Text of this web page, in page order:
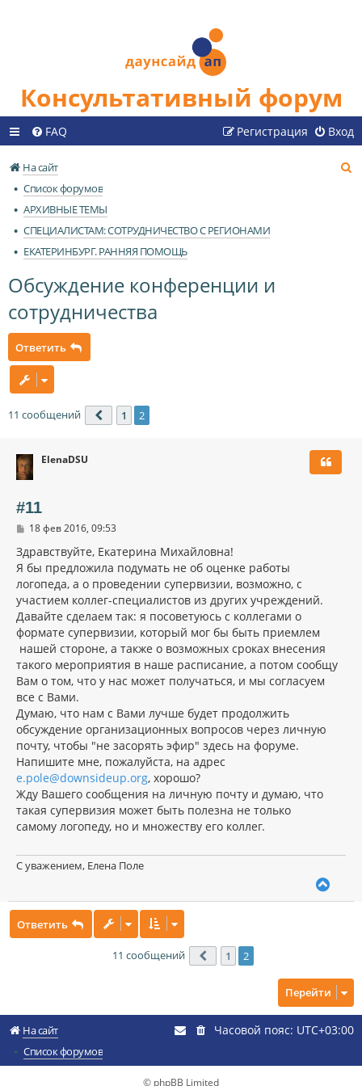
Консультативный форум
FAQ Вход
Регистрация
На сайт
Список форумов
АРХИВНЫЕ ТЕМЫ
СПЕЦИАЛИСТАМ: СОТРУДНИЧЕСТВО С РЕГИОНАМИ
ЕКАТЕРИНБУРГ. РАННЯЯ ПОМОЩЬ
Обсуждение конференции и
сотрудничества
Ответить
11 сообщений Пред.
1 2
ElenaDSU
#11
С
о
б
щ
е
н
и
е
18 фев 2016, 09:53
Здравствуйте, Екатерина Михайловна!
Я бы предложила подумать не об оценке работы
логопеда, а о проведении супервизии, возможно, с
участием коллег-специалистов из других учреждений.
Давайте сделаем так: я посоветуюсь с коллегами о
формате супервизии, который мог бы быть приемлем
нашей стороне, а также о возможных сроках внесения
такого мероприятия в наше расписание, а потом сообщу
Вам о том, что у нас может получаться, и мы согласуем
все с Вами.
Думаю, что нам с Вами лучше будет продолжить
обсуждение организационных вопросов через личную
почту, чтобы "не засорять эфир" здесь на форуме.
Напишите мне, пожалуйста, на адрес
e.pole@downsideup.org, хорошо?
Жду Вашего сообщения на личную почту и думаю, что
такая супервизия может быть полезна не только
самому логопеду, но и множеству его коллег.
С уважением, Елена Поле
с
к
а
Ответить
11 сообщений Пред.
1 2
Перейти
На сайт
Список форумов
Часовой пояс: UTC+03:00
© phpBB Limited